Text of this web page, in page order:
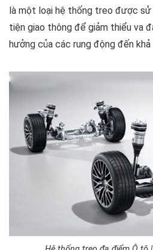
là một loại hệ thống treo được
tiện giao thông để giảm thiểu va
hưởng của các rung động đến khả